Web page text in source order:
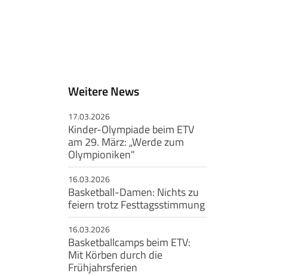
Weitere News
17.03.2026
Kinder-Olympiade beim ETV
am 29. März: „Werde zum
Olympioniken"
16.03.2026
Basketball-Damen: Nichts zu
feiern trotz Festtagsstimmung
16.03.2026
Basketballcamps beim ETV:
Mit Körben durch die
Frühjahrsferien